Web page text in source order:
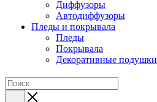
Диффузоры
Автодиффузоры
Пледы и покрывала
Пледы
Покрывала
Декоративные подушки